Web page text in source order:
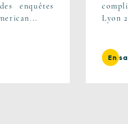
enquêtes
Lyon
En